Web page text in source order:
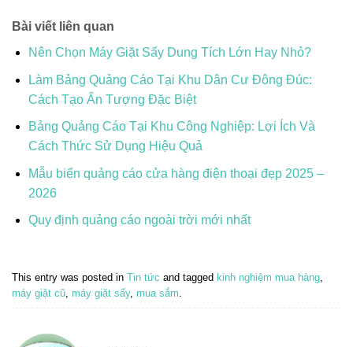
Bài viết liên quan
Nên Chọn Máy Giặt Sấy Dung Tích Lớn Hay Nhỏ?
Làm Bảng Quảng Cáo Tại Khu Dân Cư Đông Đúc:
Cách Tạo Ấn Tượng Đặc Biệt
Bảng Quảng Cáo Tại Khu Công Nghiệp: Lợi Ích Và
Cách Thức Sử Dụng Hiệu Quả
Mẫu biển quảng cáo cửa hàng điện thoại đẹp 2025 –
2026
Quy định quảng cáo ngoài trời mới nhất
This entry was posted in Tin tức and tagged kinh nghiệm mua hàng,
máy giặt cũ, máy giặt sấy, mua sắm.